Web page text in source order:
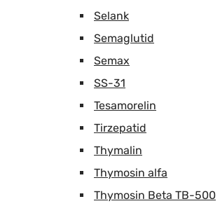
Selank
Semaglutid
Semax
SS-31
Tesamorelin
Tirzepatid
Thymalin
Thymosin alfa
Thymosin Beta TB-500